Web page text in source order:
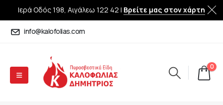
Ιερά Οδός 198, Αιγάλεω 122 42 | Βρείτε μας στον χάρτη
info@kalofolias.com
0